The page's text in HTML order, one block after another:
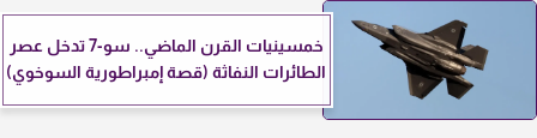
خمسينيات القرن الماضي.. سو-7 تدخل عصر
الطائرات النفاثة (قصة إمبراطورية السوخوي)